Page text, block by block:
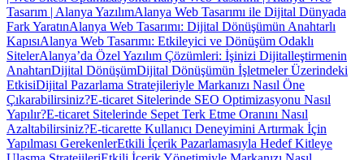
Tasarım | Alanya YazılımAlanya Web Tasarımı ile Dijital Dünyada
Fark YaratınAlanya Web Tasarımı: Dijital Dönüşümün Anahtarlı
KapısıAlanya Web Tasarımı: Etkileyici ve Dönüşüm Odaklı
SitelerAlanya’da Özel Yazılım Çözümleri: İşinizi Dijitalleştirmenin
AnahtarıDijital DönüşümDijital Dönüşümün İşletmeler Üzerindeki
EtkisiDijital Pazarlama Stratejileriyle Markanızı Nasıl Öne
Çıkarabilirsiniz?E-ticaret Sitelerinde SEO Optimizasyonu Nasıl
Yapılır?E-ticaret Sitelerinde Sepet Terk Etme Oranını Nasıl
Azaltabilirsiniz?E-ticarette Kullanıcı Deneyimini Artırmak İçin
Yapılması GerekenlerEtkili İçerik Pazarlamasıyla Hedef Kitleye